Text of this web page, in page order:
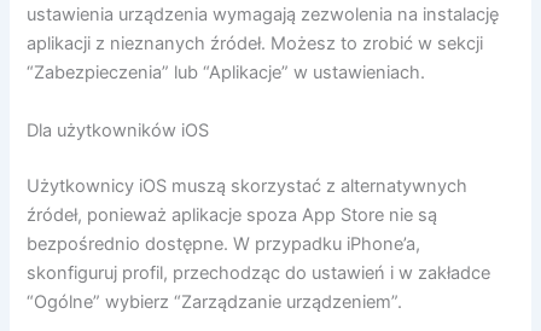
ustawienia urządzenia wymagają zezwolenia na instalację
aplikacji z nieznanych źródeł. Możesz to zrobić w sekcji
“Zabezpieczenia” lub “Aplikacje” w ustawieniach.
Dla użytkowników iOS
Użytkownicy iOS muszą skorzystać z alternatywnych
źródeł, ponieważ aplikacje spoza App Store nie są
bezpośrednio dostępne. W przypadku iPhone’a,
skonfiguruj profil, przechodząc do ustawień i w zakładce
“Ogólne” wybierz “Zarządzanie urządzeniem”.